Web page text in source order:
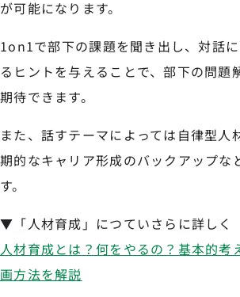
が可能になります。
1on1で部下の課題を聞き出し、対話
るヒントを与えることで、部下の問題
期待できます。
また、話すテーマによっては自律型人
期的なキャリア形成のバックアップな
す。
▼「人材育成」につていさらに詳しく
人材育成とは？何をやるの？基本的考
画方法を解説